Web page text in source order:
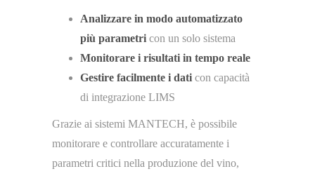
Analizzare in modo automatizzato
più parametri con un solo sistema
Monitorare i risultati in tempo reale
Gestire facilmente i dati con capacità
di integrazione LIMS
Grazie ai sistemi MANTECH, è possibile
monitorare e controllare accuratamente i
parametri critici nella produzione del vino,